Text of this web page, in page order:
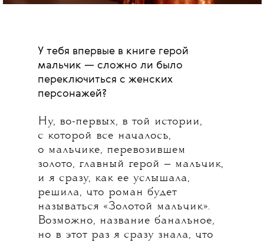
У тебя впервые в книге герой
мальчик — сложно ли было
переключиться с женских
персонажей?
Ну, во-первых, в той истории,
с которой все началось,
о мальчике, перевозившем
золото, главный герой — мальчик,
и я сразу, как ее услышала,
решила, что роман будет
называться «Золотой мальчик».
Возможно, название банальное,
но в этот раз я сразу знала, что